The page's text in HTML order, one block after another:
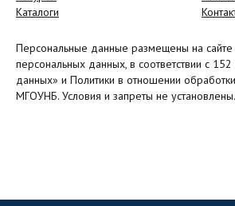
Каталоги
Персональные данные размещены на сайте
персональных данных, в соответствии с
данных» и Политики в отношении
МГОУНБ. Условия и запреты не установлены.